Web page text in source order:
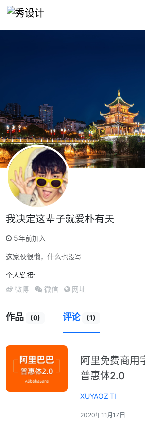
我决定这辈子就爱朴有天
5年前加入
这家伙很懒，什么也没写
个人链接:
微博 微信 网址
作品 (0) 评论 (1)
阿里免费商用
普惠体2.0
XUYAOZITI
2020年11月17日